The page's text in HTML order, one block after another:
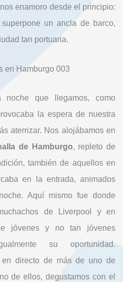
enamoro desde el principio:
un ancla de barco,
tan portuaria.
noche que llegamos, como
la espera de nuestra
aterrizar. Nos alojábamos en
de Hamburgo, repleto de
también de aquellos en
en la entrada, animados
Aquí mismo fue donde
de Liverpool y en
jóvenes y no tan jóvenes
su oportunidad.
en directo de más de uno de
de ellos, degustamos con el